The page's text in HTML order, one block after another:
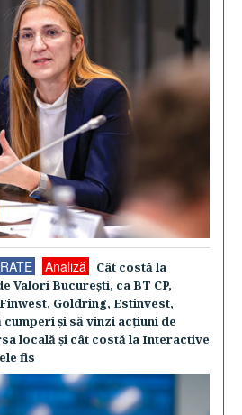
Analiză
Cât costă la
Valori Bucureşti, ca BT CP,
Goldring, Estinvest,
şi să vinzi acţiuni de
locală şi cât costă la Interactive
fis